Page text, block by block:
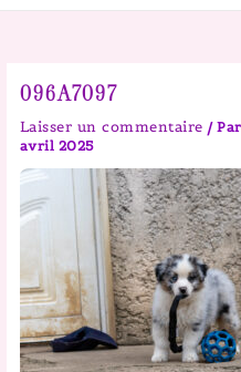
096A7097
Laisser un commentaire /
avril 2025